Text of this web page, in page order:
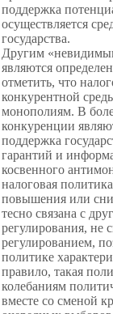
поддержка
осуществляется
государства.
Другим
являются
отметить, что
конкурентной
монополиям. В
конкуренции
поддержка
гарантий и
косвенного
налоговая
повышения или
тесно связана с
регулирования, не
регулированием,
политике
правило, такая
колебаниям
вместе со сменой